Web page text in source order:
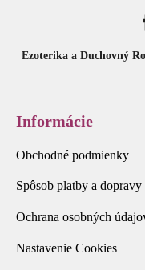
Ezoterika a Duchovný
Informácie
Obchodné podmienky
Spôsob platby a dopravy
Ochrana osobných
Nastavenie Cookies